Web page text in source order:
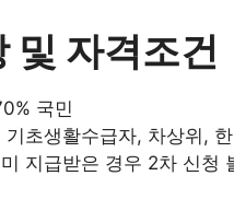
및 자격조건
국민
기초생활수급자, 차상위,
지급받은 경우 2차 신청